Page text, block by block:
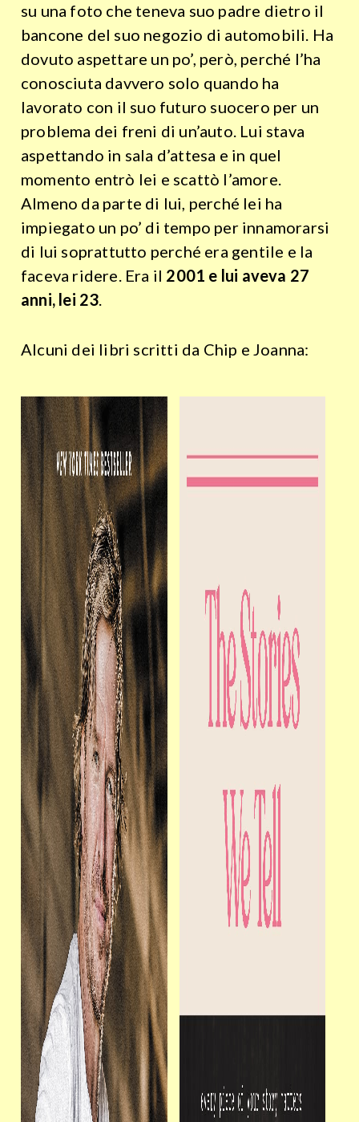
su una foto che teneva suo padre dietro il
bancone del suo negozio di automobili. Ha
dovuto aspettare un po’, però, perché l’ha
conosciuta davvero solo quando ha
lavorato con il suo futuro suocero per un
problema dei freni di un’auto. Lui stava
aspettando in sala d’attesa e in quel
momento entrò lei e scattò l’amore.
Almeno da parte di lui, perché lei ha
impiegato un po’ di tempo per innamorarsi
di lui soprattutto perché era gentile e la
faceva ridere. Era il 2001 e lui aveva 27
anni, lei 23.
Alcuni dei libri scritti da Chip e Joanna: